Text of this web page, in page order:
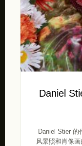
Daniel
Daniel Stier 的
风景照和肖像